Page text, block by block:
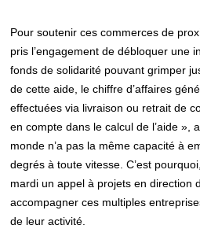
Pour soutenir ces commerces de
pris l’engagement de débloquer une
fonds de solidarité pouvant grimper
de cette aide, le chiffre d’affaires
effectuées via livraison ou retrait de
en compte dans le calcul de l’aide »,
monde n’a pas la même capacité à
degrés à toute vitesse. C’est
mardi un appel à projets en direction
accompagner ces multiples
de leur activité.